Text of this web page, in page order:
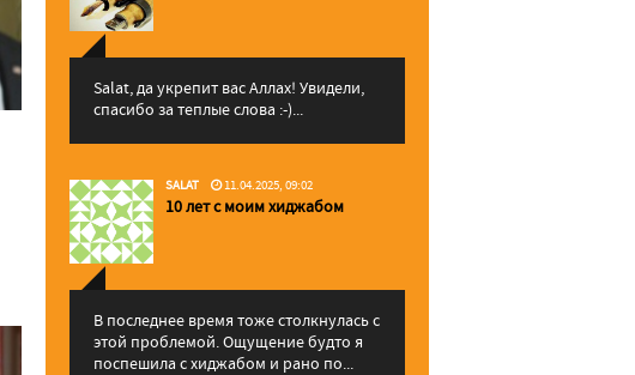
Salat, да укрепит вас Аллаx! Увидели,
спасибо за теплые слова :-)...
SALAT 11.04.2025, 09:02
10 лет с моим хиджабом
В последнее время тоже столкнулась с
этой проблемой. Ощущение будто я
поспешила с хиджабом и рано по...